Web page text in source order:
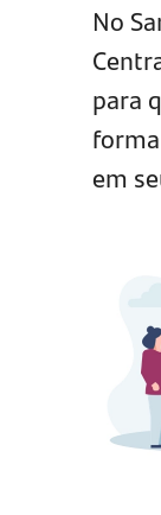
No
para
em